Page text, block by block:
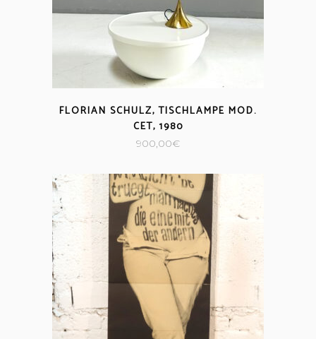
FLORIAN SCHULZ, TISCHLAMPE MOD.
CET, 1980
900,00€